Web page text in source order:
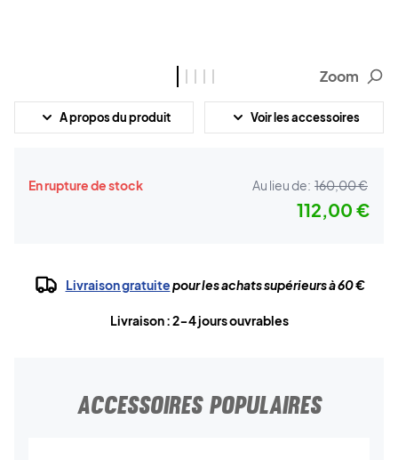
Zoom
A propos du produit Voir les accessoires
En rupture de stock Au lieu de: 160,00 €
112,00 €
Livraison gratuitepour les achats supérieurs à 60 €
Livraison : 2-4 jours ouvrables
ACCESSOIRES POPULAIRES